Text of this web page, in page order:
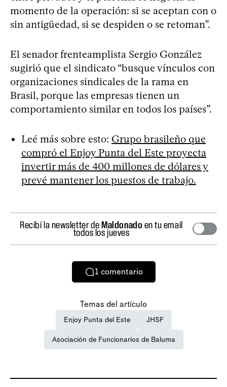
momento de la operación: si se aceptan con o
sin antigüedad, si se despiden o se retoman”.
El senador frenteamplista Sergio González
sugirió que el sindicato “busque vínculos con
organizaciones sindicales de la rama en
Brasil, porque las empresas tienen un
comportamiento similar en todos los países”.
Leé más sobre esto: Grupo brasileño que
compró el Enjoy Punta del Este proyecta
invertir más de 400 millones de dólares y
prevé mantener los puestos de trabajo.
Recibí la newsletter deMaldonado en tu email
todos los jueves
1 comentario
Temas del artículo
Enjoy Punta del Este JHSF
Asociación de Funcionarios de Baluma